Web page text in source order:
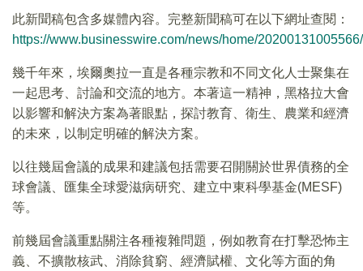
此新聞稿包含多媒體內容。完整新聞稿可在以下網址查閱：
https://www.businesswire.com/news/home/
幾千年來，埃爾奧拉一直是各種宗教和不同文化人士聚集在
一起思考、討論和交流的地方。本著這一精神，黑格拉大會
以影響和解決方案為著眼點，探討教育、衛生、農業和經濟
的未來，以制定明確的解決方案。
以往幾屆會議的成果和建議包括需要召開關於世界債務的全
球會議、匯集全球愛滋病研究、建立中東科學基金(MESF)
等。
前幾屆會議重點關注各種複雜問題，例如教育在打擊恐怖主
義、不擴散核武、消除貧窮、經濟賦權、文化等方面的角